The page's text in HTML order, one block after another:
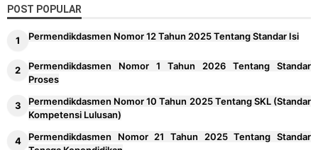
POST POPULAR
Permendikdasmen Nomor 12 Tahun 2025 Tentang Standar Isi
Permendikdasmen Nomor 1 Tahun 2026 Tentang Standar
Proses
Permendikdasmen Nomor 10 Tahun 2025 Tentang SKL (Standar
Kompetensi Lulusan)
Permendikdasmen Nomor 21 Tahun 2025 Tentang Standar